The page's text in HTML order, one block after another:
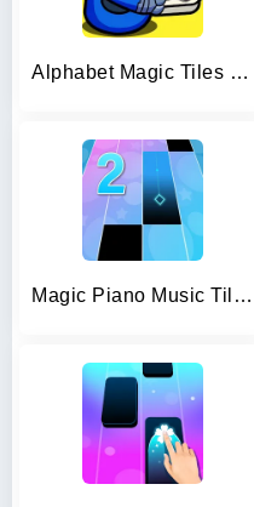
Alphabet Magic Tiles Match 3D
Magic Piano Music Tiles 2